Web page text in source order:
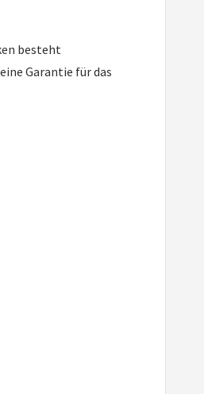
besteht
Garantie für das